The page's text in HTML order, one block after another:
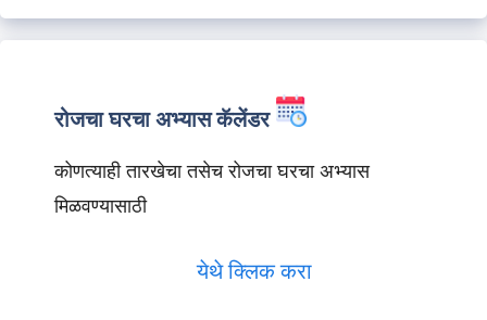
रोजचा घरचा अभ्यास कॅलेंडर
कोणत्याही तारखेचा तसेच रोजचा घरचा अभ्यास
मिळवण्यासाठी
येथे क्लिक करा